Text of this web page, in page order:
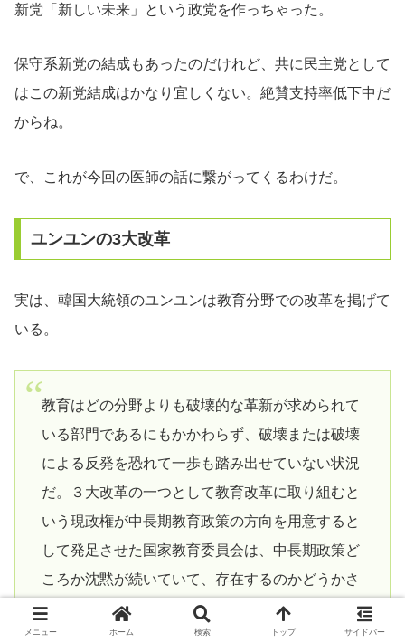
新党「新しい未来」という政党を作っちゃった。
保守系新党の結成もあったのだけれど、共に民主党として
はこの新党結成はかなり宜しくない。絶賛支持率低下中だ
からね。
で、これが今回の医師の話に繋がってくるわけだ。
ユンユンの3大改革
実は、韓国大統領のユンユンは教育分野での改革を掲げて
いる。
教育はどの分野よりも破壊的な革新が求められて
いる部門であるにもかかわらず、破壊または破壊
による反発を恐れて一歩も踏み出せていない状況
だ。３大改革の一つとして教育改革に取り組むと
いう現政権が中長期教育政策の方向を用意すると
して発足させた国家教育委員会は、中長期政策ど
ころか沈黙が続いていて、存在するのかどうかさ
えも分からない。
メニュー ホーム 検索 トップ サイドバー